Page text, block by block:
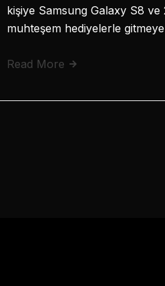
kişiye Samsung Galaxy S8
muhteşem hediyelerle
Read More